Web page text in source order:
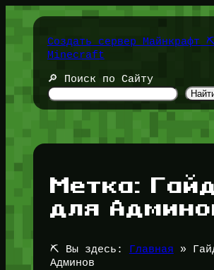
Перейти
содержимомуСоздать сервер Майнкрафт
Minecraft
🔎 Поиск по Сайту
Метка:
для
⛏️ Вы здесь: Главная »
Админов